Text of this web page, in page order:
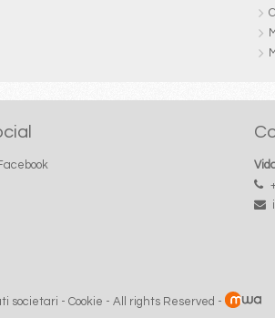
societari - Cookie - All rights Reserved -